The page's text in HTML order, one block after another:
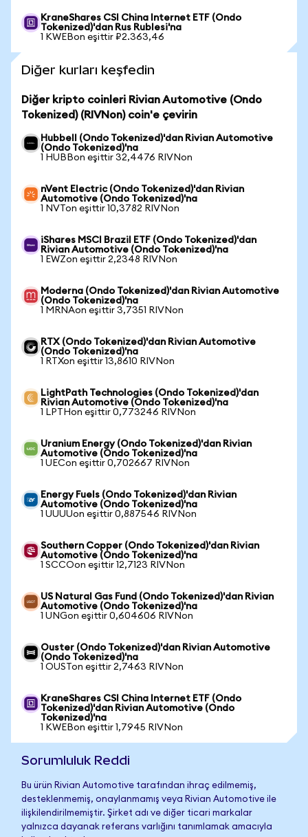
KraneShares CSI China Internet ETF (Ondo
Tokenized)'dan Rus Rublesi'na
1 KWEBon eşittir ₽2.363,46
Diğer kurları keşfedin
Diğer kripto coinleri Rivian Automotive (Ondo
Tokenized) (RIVNon) coin'e çevirin
Hubbell (Ondo Tokenized)'dan Rivian Automotive
(Ondo Tokenized)'na
1 HUBBon eşittir 32,4476 RIVNon
nVent Electric (Ondo Tokenized)'dan Rivian
Automotive (Ondo Tokenized)'na
1 NVTon eşittir 10,3782 RIVNon
iShares MSCI Brazil ETF (Ondo Tokenized)'dan
Rivian Automotive (Ondo Tokenized)'na
1 EWZon eşittir 2,2348 RIVNon
Moderna (Ondo Tokenized)'dan Rivian Automotive
(Ondo Tokenized)'na
1 MRNAon eşittir 3,7351 RIVNon
RTX (Ondo Tokenized)'dan Rivian Automotive
(Ondo Tokenized)'na
1 RTXon eşittir 13,8610 RIVNon
LightPath Technologies (Ondo Tokenized)'dan
Rivian Automotive (Ondo Tokenized)'na
1 LPTHon eşittir 0,773246 RIVNon
Uranium Energy (Ondo Tokenized)'dan Rivian
Automotive (Ondo Tokenized)'na
1 UECon eşittir 0,702667 RIVNon
Energy Fuels (Ondo Tokenized)'dan Rivian
Automotive (Ondo Tokenized)'na
1 UUUUon eşittir 0,887546 RIVNon
Southern Copper (Ondo Tokenized)'dan Rivian
Automotive (Ondo Tokenized)'na
1 SCCOon eşittir 12,7123 RIVNon
US Natural Gas Fund (Ondo Tokenized)'dan Rivian
Automotive (Ondo Tokenized)'na
1 UNGon eşittir 0,604606 RIVNon
Ouster (Ondo Tokenized)'dan Rivian Automotive
(Ondo Tokenized)'na
1 OUSTon eşittir 2,7463 RIVNon
KraneShares CSI China Internet ETF (Ondo
Tokenized)'dan Rivian Automotive (Ondo
Tokenized)'na
1 KWEBon eşittir 1,7945 RIVNon
Sorumluluk Reddi
Bu ürün Rivian Automotive tarafından ihraç edilmemiş,
desteklenmemiş, onaylanmamış veya Rivian Automotive ile
ilişkilendirilmemiştir. Şirket adı ve diğer ticari markalar
yalnızca dayanak referans varlığını tanımlamak amacıyla